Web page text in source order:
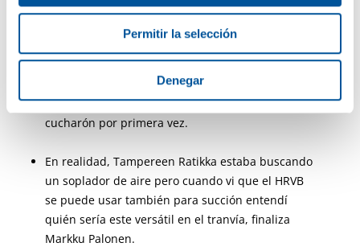
Permitir la selección
Denegar
La belleza del cucharón de reciclaje hidráulico
puede ayudar en numerosas tareas para
diferentes campos de negocios. Esta versatilidad
también sedujo a Markku Palonen cuando vio el
cucharón por primera vez.
En realidad, Tampereen Ratikka estaba buscando
un soplador de aire pero cuando vi que el HRVB
se puede usar también para succión entendí
quién sería este versátil en el tranvía, finaliza
Markku Palonen.